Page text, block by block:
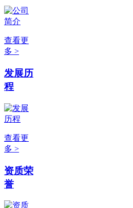
查看更
多 >
发展历
程
查看更
多 >
资质荣
誉